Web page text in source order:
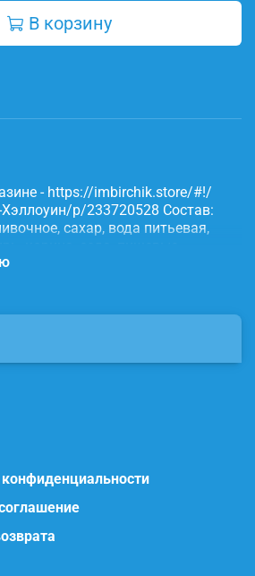
В корзину
- https://imbirchik.store/#!/
p/233720528 Состав:
сахар, вода питьевая,
корица, сода, пищевые